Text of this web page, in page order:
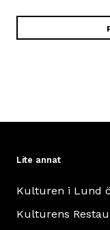
Lite annat
Kulturen i Lund
Kulturens